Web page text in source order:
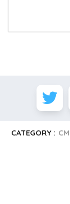
CATEGORY : CM